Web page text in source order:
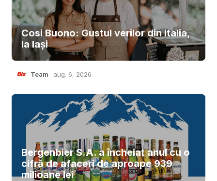
Cosi Buono: Gustul verilor din Italia,
la Iași
Team aug. 6, 2026
Bergenbier S.A. a încheiat anul cu o
cifră de afaceri de aproape 939
milioane lei